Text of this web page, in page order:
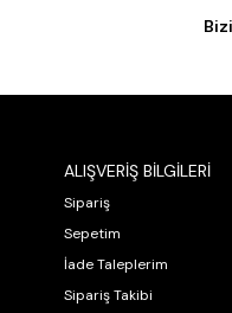
ALIŞVERİŞ BİLGİLERİ
Sipariş
Sepetim
İade Taleplerim
Sipariş Takibi